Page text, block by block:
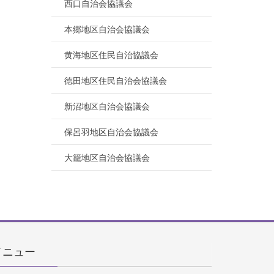
西口自治会協議会
本郷地区自治会協議会
黄海地区住民自治協議会
徳田地区住民自治会協議会
新沼地区自治会協議会
保呂羽地区自治会協議会
大籠地区自治会協議会
ニュー